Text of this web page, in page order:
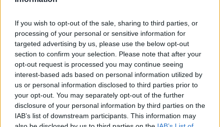
If you wish to opt-out of the sale, sharing to third parties, or
processing of your personal or sensitive information for
targeted advertising by us, please use the below opt-out
section to confirm your selection. Please note that after your
opt-out request is processed you may continue seeing
interest-based ads based on personal information utilized by
us or personal information disclosed to third parties prior to
your opt-out. You may separately opt-out of the further
disclosure of your personal information by third parties on the
IAB’s list of downstream participants. This information may
Medve: 380
Tenyésztett medvék: